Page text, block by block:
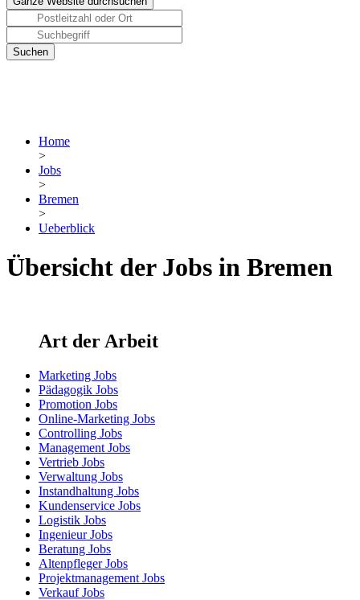
Home
>
Jobs
>
Bremen
>
Ueberblick
Übersicht der Jobs in Bremen
Art der Arbeit
Marketing Jobs
Pädagogik Jobs
Promotion Jobs
Online-Marketing Jobs
Controlling Jobs
Management Jobs
Vertrieb Jobs
Verwaltung Jobs
Instandhaltung Jobs
Kundenservice Jobs
Logistik Jobs
Ingenieur Jobs
Beratung Jobs
Altenpfleger Jobs
Projektmanagement Jobs
Verkauf Jobs